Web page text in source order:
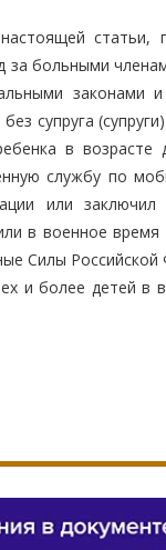
больными
законами
супруга
в
службу по
или
в военное
Силы Российской
и более детей в